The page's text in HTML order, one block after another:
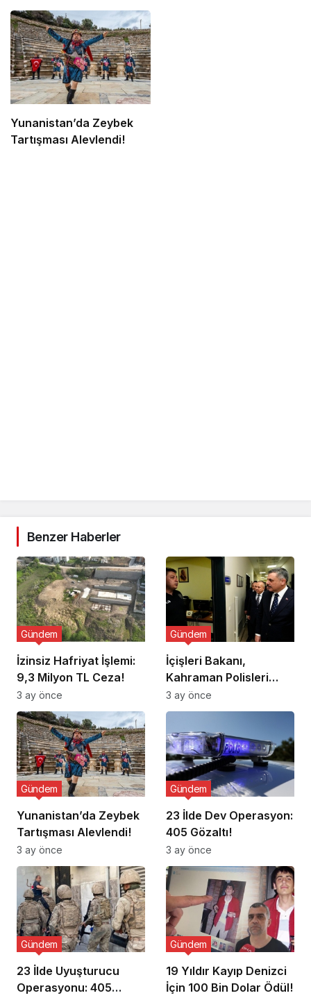
Yunanistan’da Zeybek
Tartışması Alevlendi!
Benzer Haberler
İzinsiz Hafriyat İşlemi:
9,3 Milyon TL Ceza!
Gündem
3 ay önce
İçişleri Bakanı,
Kahraman Polisleri
Ziyaret Etti
Gündem
3 ay önce
Yunanistan’da Zeybek
Tartışması Alevlendi!
Gündem
3 ay önce
23 İlde Dev Operasyon:
405 Gözaltı!
Gündem
3 ay önce
23 İlde Uyuşturucu
Operasyonu: 405
Gündem
19 Yıldır Kayıp Denizci
İçin 100 Bin Dolar Ödül!
Gündem